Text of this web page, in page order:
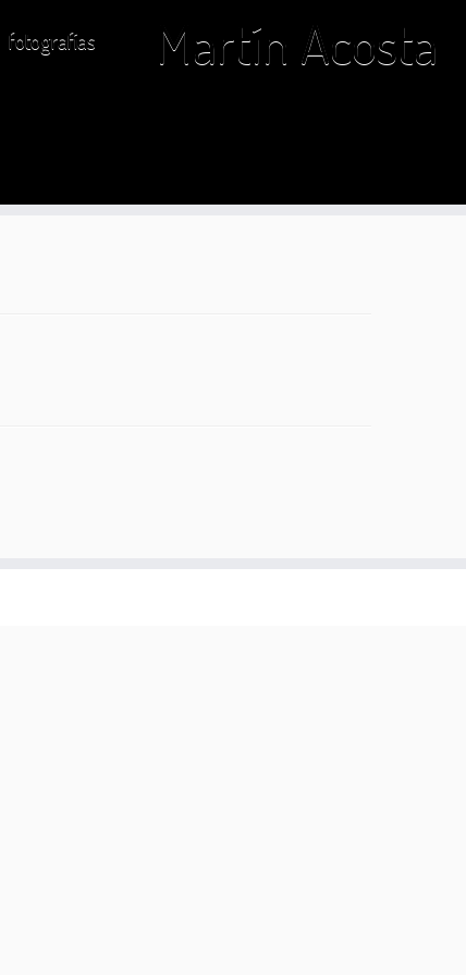
Martín Acosta
fotografías